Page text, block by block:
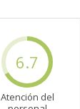
6.7
Atención del